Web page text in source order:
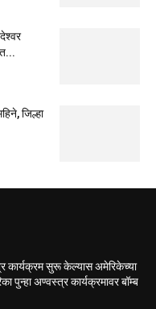
जिल्हा
कार्यक्रम सुरू केल्यास अमेरिकेच्या
पुन्हा अण्वस्त्र कार्यक्रमावर बॉम्ब